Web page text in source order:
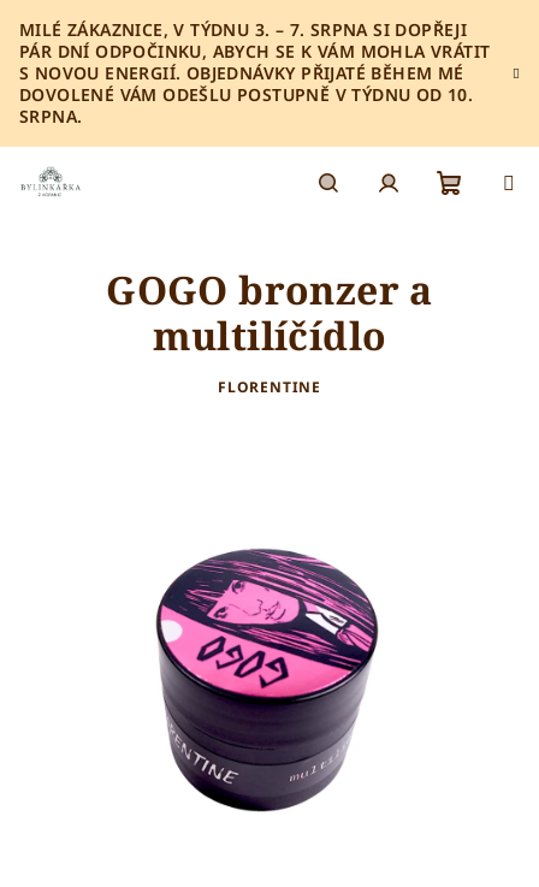
obsah
MILÉ ZÁKAZNICE, V TÝDNU 3. – 7. SRPNA SI DOPŘEJI
PÁR DNÍ ODPOČINKU, ABYCH SE K VÁM MOHLA VRÁTIT
S NOVOU ENERGIÍ. OBJEDNÁVKY PŘIJATÉ BĚHEM MÉ
DOVOLENÉ VÁM ODEŠLU POSTUPNĚ V TÝDNU OD 10.
SRPNA.
GOGO bronzer a
multilíčídlo
FLORENTINE